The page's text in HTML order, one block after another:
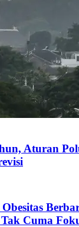
Aturan
Cuma